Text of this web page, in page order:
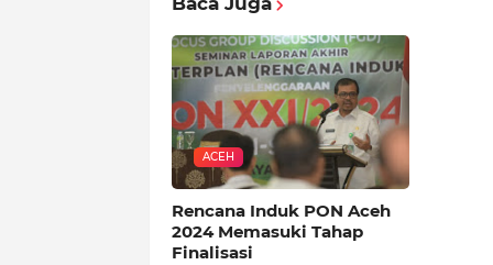
ACEH
Rencana Induk PON Aceh
2024 Memasuki Tahap
Finalisasi